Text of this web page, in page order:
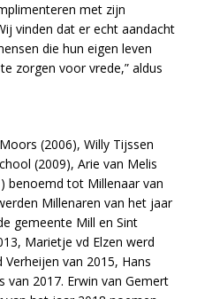
met zijn
vinden dat er echt aandacht
die hun eigen leven
zorgen voor vrede,” aldus
(2006), Willy Tijssen
(2009), Arie van Melis
benoemd tot Millenaar van
Millenaren van het jaar
gemeente Mill en Sint
Marietje vd Elzen werd
van 2015, Hans
van 2017. Erwin van Gemert